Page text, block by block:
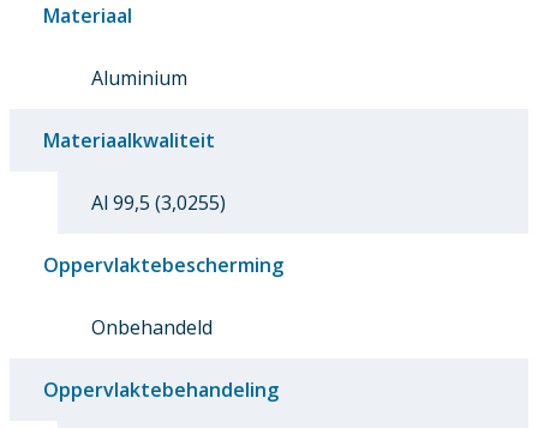
Materiaal
Aluminium
Materiaalkwaliteit
Al 99,5 (3,0255)
Oppervlaktebescherming
Onbehandeld
Oppervlaktebehandeling